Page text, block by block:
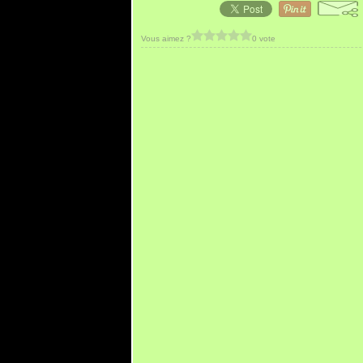
Vous aimez ? 0 vote